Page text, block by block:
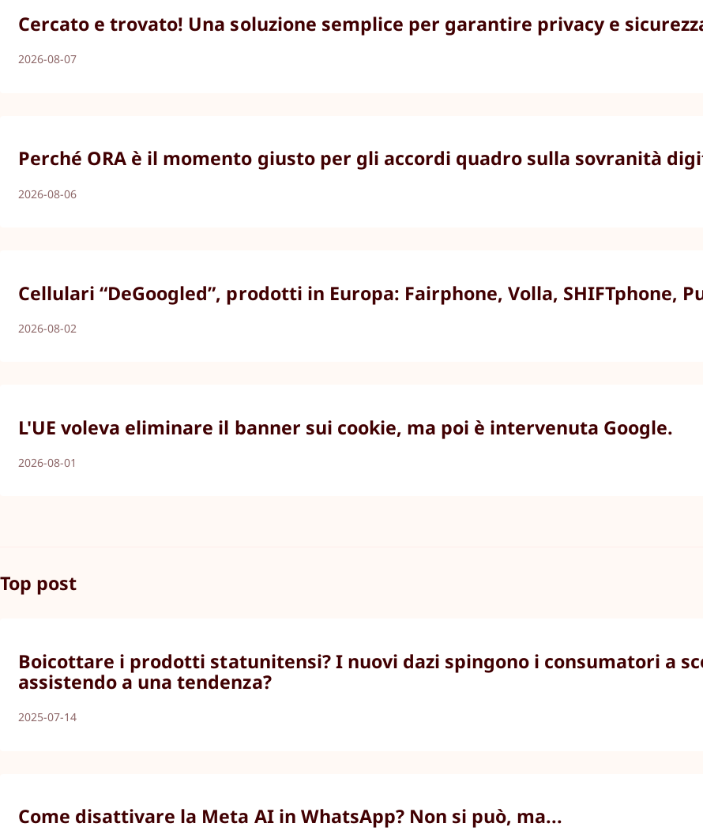
Cercato e trovato! Una soluzione semplice per garantire privacy e
2026-08-07
Perché ORA è il momento giusto per gli accordi quadro sulla sovranità
2026-08-06
Cellulari “DeGoogled”, prodotti in Europa: Fairphone, Volla, SHIFTphone,
2026-08-02
L'UE voleva eliminare il banner sui cookie, ma poi è intervenuta Google.
2026-08-01
Top post
Boicottare i prodotti statunitensi? I nuovi dazi spingono i consumatori a
assistendo a una tendenza?
2025-07-14
Come disattivare la Meta AI in WhatsApp? Non si può, ma...